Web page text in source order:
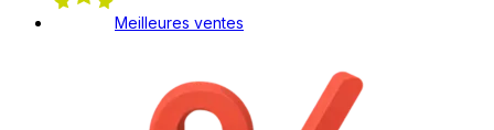
Meilleures ventes